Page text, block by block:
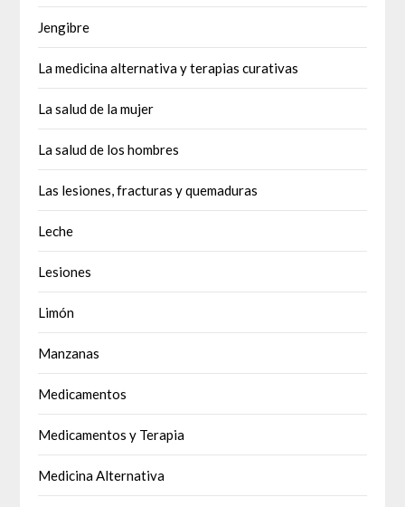
Jengibre
La medicina alternativa y terapias curativas
La salud de la mujer
La salud de los hombres
Las lesiones, fracturas y quemaduras
Leche
Lesiones
Limón
Manzanas
Medicamentos
Medicamentos y Terapia
Medicina Alternativa